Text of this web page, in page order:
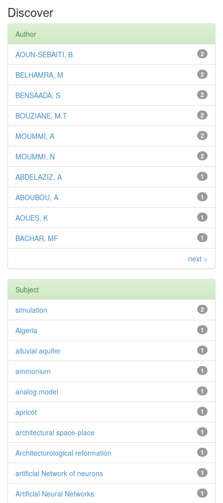
Discover
Author
2
AOUN-SEBAITI, B
2
BELHAMRA, M
2
BENSAADA, S
2
BOUZIANE, M.T
2
MOUMMI, A
2
MOUMMI, N
1
ABDELAZIZ, A
1
ABOUBOU, A
1
AOUES, K
1
BACHAR, MF
next >
Subject
2
simulation
1
Algeria
1
alluvial aquifer
1
ammonium
1
analog model
1
apricot
1
architectural space-place
1
Architecturological reformation
1
artificial Network of neurons
1
Artificial Neural Networks